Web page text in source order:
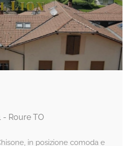
- Roure TO
in posizione comoda e